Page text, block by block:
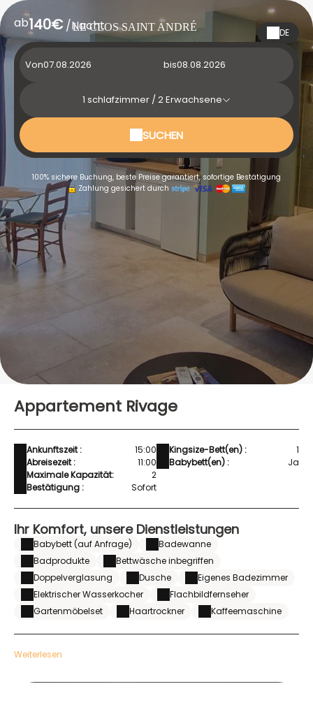
LE CLOS SAINT ANDRÉ DE
ab140€/Nacht
Von bis
1 schlafzimmer /2Erwachsene
SUCHEN
100% sichere Buchung, beste Preise garantiert, sofortige Bestätigung
Zahlung gesichert durch
Appartement Rivage
Ankunftszeit :
15:00
Abreisezeit :
11:00
Maximale Kapazität:
2
Bestätigung :
Sofort
Kingsize-Bett(en) :
1
Babybett(en) :
Ja
Ihr Komfort, unsere Dienstleistungen
Babybett (auf Anfrage)
Badewanne
Badprodukte
Bettwäsche inbegriffen
Doppelverglasung
Dusche
Eigenes Badezimmer
Elektrischer Wasserkocher
Flachbildfernseher
Gartenmöbelset
Haartrockner Kaffeemaschine
Weiterlesen